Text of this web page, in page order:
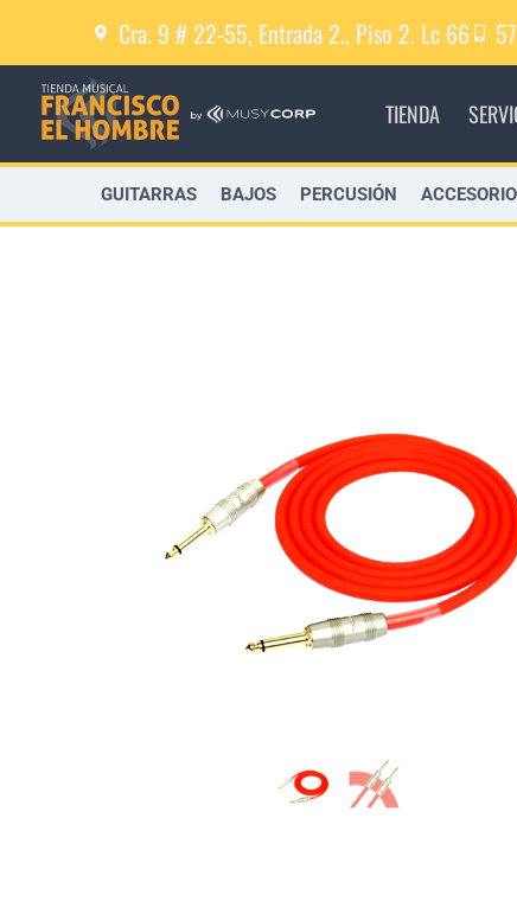
Cra. 9 # 22-55, Entrada 2., Piso 2. Lc 66
TIENDA
GUITARRAS BAJOS PERCUSIÓN